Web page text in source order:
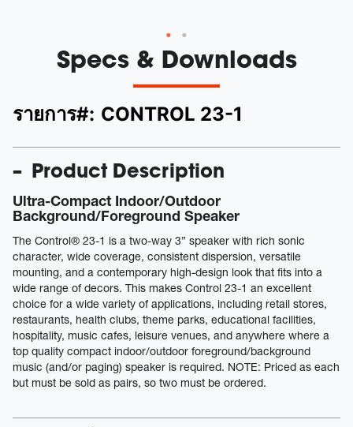
Specs & Downloads
รายการ#: CONTROL 23-1
Product Description
Ultra-Compact Indoor/Outdoor
Background/Foreground Speaker
The Control® 23-1 is a two-way 3” speaker with rich sonic
character, wide coverage, consistent dispersion, versatile
mounting, and a contemporary high-design look that fits into a
wide range of decors. This makes Control 23-1 an excellent
choice for a wide variety of applications, including retail stores,
restaurants, health clubs, theme parks, educational facilities,
hospitality, music cafes, leisure venues, and anywhere where a
top quality compact indoor/outdoor foreground/background
music (and/or paging) speaker is required. NOTE: Priced as each
but must be sold as pairs, so two must be ordered.